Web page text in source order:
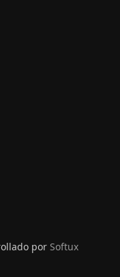
por Softux